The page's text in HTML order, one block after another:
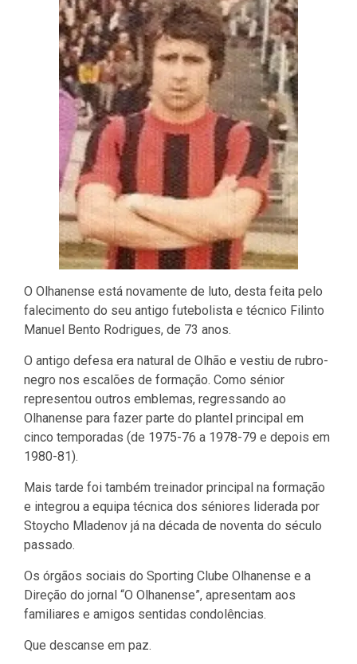
O Olhanense está novamente de luto, desta feita pelo
falecimento do seu antigo futebolista e técnico Filinto
Manuel Bento Rodrigues, de 73 anos.
O antigo defesa era natural de Olhão e vestiu de rubro-
negro nos escalões de formação. Como sénior
representou outros emblemas, regressando ao
Olhanense para fazer parte do plantel principal em
cinco temporadas (de 1975-76 a 1978-79 e depois em
1980-81).
Mais tarde foi também treinador principal na formação
e integrou a equipa técnica dos séniores liderada por
Stoycho Mladenov já na década de noventa do século
passado.
Os órgãos sociais do Sporting Clube Olhanense e a
Direção do jornal “O Olhanense”, apresentam aos
familiares e amigos sentidas condolências.
Que descanse em paz.